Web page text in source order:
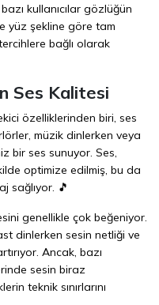
kullanıcılar gözlüğün
yüz şekline göre tam
bağlı olarak
Ses Kalitesi
özelliklerinden biri, ses
müzik dinlerken veya
bir ses sunuyor. Ses,
optimize edilmiş, bu da
sağlıyor. 🎵
genellikle çok beğeniyor.
dinlerken sesin netliği ve
Ancak, bazı
sesin biraz
teknik sınırlarını